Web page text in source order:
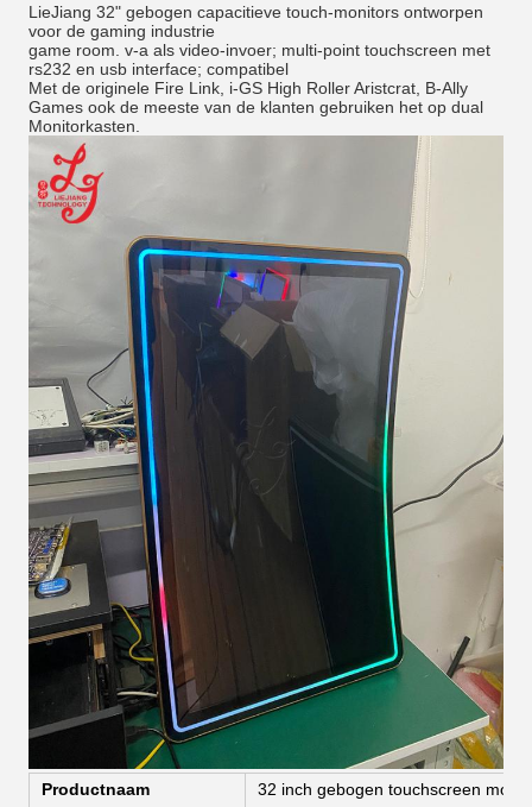
LieJiang 32" gebogen capacitieve touch-monitors ontworpen
voor de gaming industrie
game room. v-a als video-invoer; multi-point touchscreen met
rs232 en usb interface; compatibel
Met de originele Fire Link, i-GS High Roller Aristcrat, B-Ally
Games ook de meeste van de klanten gebruiken het op dual
Monitorkasten.
Productnaam 32 inch gebogen touchscreen